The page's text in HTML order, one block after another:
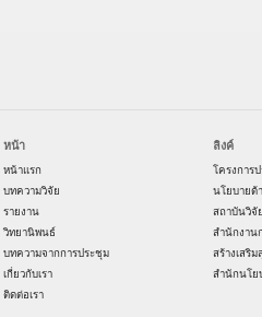
หน้า
หน้าแรก
บทความวิจัย
รายงาน
วิทยานิพนธ์
บทความจากการประชุม
เกี่ยวกับเรา
ติดต่อเรา
ลิงค์
โครงการ
นโยบายด้
สถาบันวิจั
สำนักงาน
สร้างเสริ
สำนักนโย